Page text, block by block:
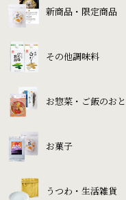
新商品・限定商品
その他調味料
お惣菜・ご飯のお
お菓子
うつわ・生活雑貨